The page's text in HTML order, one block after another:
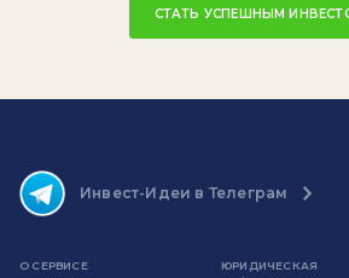
СТАТЬ УСПЕШНЫМ
Инвест-Идеи в Телеграм
О СЕРВИСЕ
ЮРИДИЧЕСКАЯ